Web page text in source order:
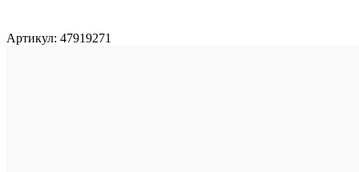
Артикул: 47919271